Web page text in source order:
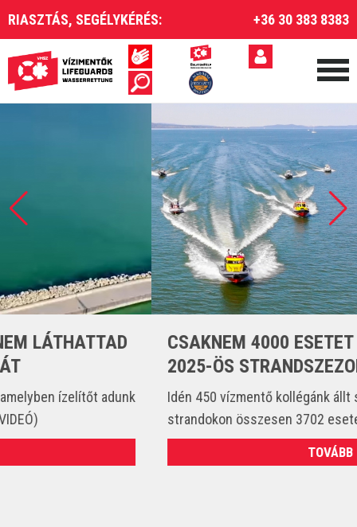
RIASZTÁS, SEGÉLYKÉRÉS: +36 30 383 8383
CSAKNEM 4000 ESETET LÁTTUNK EL A
2025-ÖS STRANDSZEZONBAN
Idén 450 vízmentő kollégánk állt szolgálatba és csak a
strandokon összesen 3702 esetet látott el. (VIDEÓ)